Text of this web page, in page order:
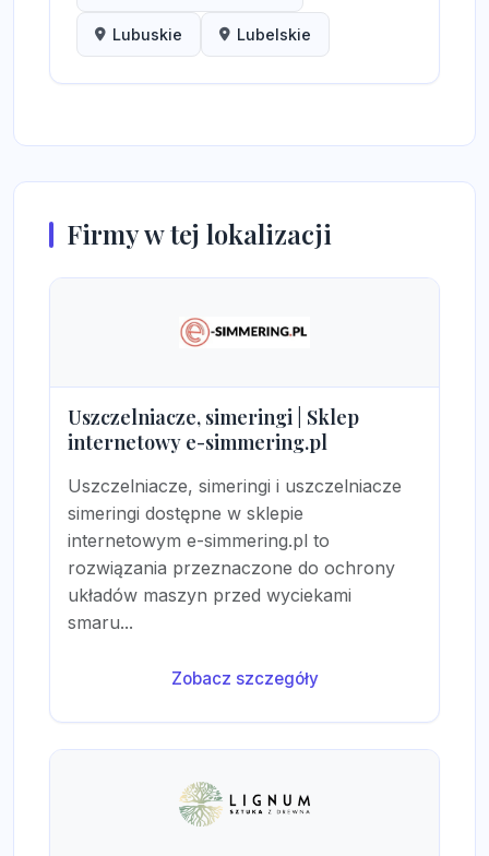
Lubuskie Lubelskie
Firmy w tej lokalizacji
Uszczelniacze, simeringi | Sklep
internetowy e-simmering.pl
Uszczelniacze, simeringi i uszczelniacze
simeringi dostępne w sklepie
internetowym e-simmering.pl to
rozwiązania przeznaczone do ochrony
układów maszyn przed wyciekami
smaru...
Zobacz szczegóły